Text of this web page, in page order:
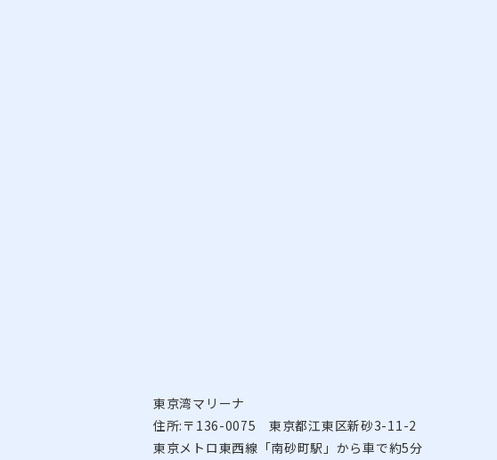
東京湾マリーナ
住所:〒136-0075 東京都江東区新砂3-11-2
東京メトロ東西線「南砂町駅」から車で約5分